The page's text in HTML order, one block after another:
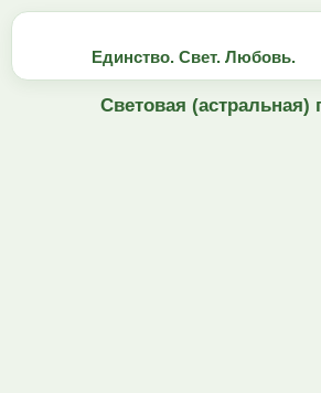
Единство. Свет. Любовь.
Световая (астральная)